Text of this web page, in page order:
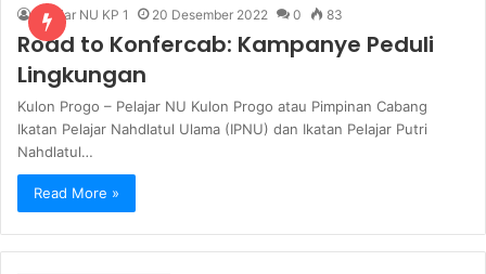
Pelajar NU KP 1 20 Desember 2022 0 83
Road to Konfercab: Kampanye Peduli
Lingkungan
Kulon Progo – Pelajar NU Kulon Progo atau Pimpinan Cabang
Ikatan Pelajar Nahdlatul Ulama (IPNU) dan Ikatan Pelajar Putri
Nahdlatul…
Read More »